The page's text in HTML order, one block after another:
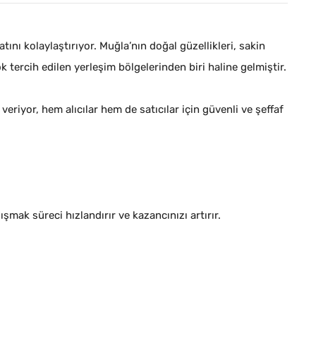
kolaylaştırıyor. Muğla’nın doğal güzellikleri, sakin
tercih edilen yerleşim bölgelerinden biri haline gelmiştir.
hem alıcılar hem de satıcılar için güvenli ve şeffaf
süreci hızlandırır ve kazancınızı artırır.